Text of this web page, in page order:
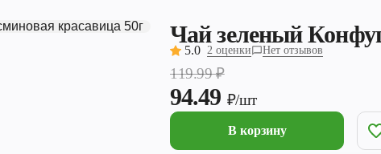
Чай зеленый
5.0 2 оценки Нет отзывов
119.99₽
94.49 ₽/шт
В корзину